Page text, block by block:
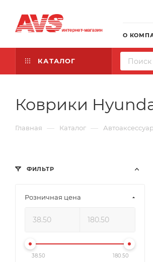
О
КАТАЛОГ
Коврики
Главная — Каталог —
ФИЛЬТР
Розничная цена
38.50 180.50